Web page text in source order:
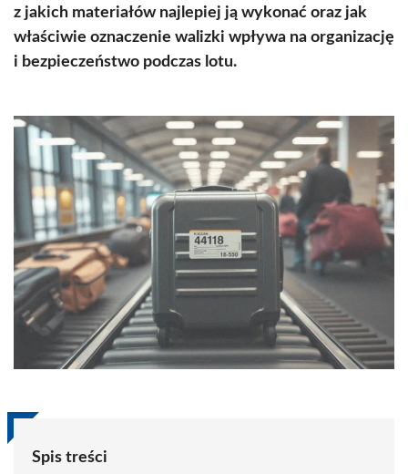
z jakich materiałów najlepiej ją wykonać oraz jak
właściwie oznaczenie walizki wpływa na organizację
i bezpieczeństwo podczas lotu.
Spis treści